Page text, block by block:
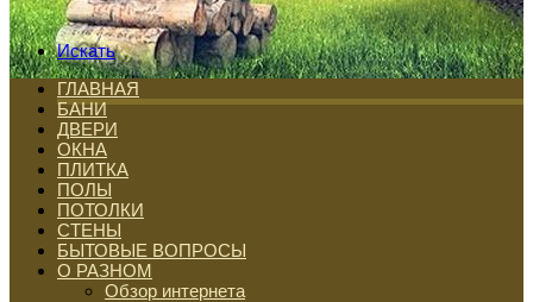
Искать
ГЛАВНАЯ
БАНИ
ДВЕРИ
ОКНА
ПЛИТКА
ПОЛЫ
ПОТОЛКИ
СТЕНЫ
БЫТОВЫЕ ВОПРОСЫ
О РАЗНОМ
Обзор интернета